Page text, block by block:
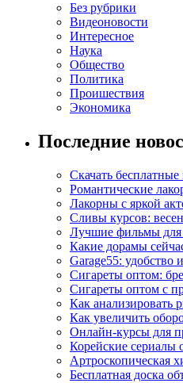
Без рубрики
Видеоновости
Интересное
Наука
Общество
Политика
Проишествия
Экономика
Последние
Скачать
Романтические
Лакорны с яркой
Сливы курсов:
Лучшие фильмы для
Какие дорамы
Garage55: удобство
Сигареты оптом:
Сигареты оптом с
Как анализировать
Как увеличить
Онлайн-курсы для
Корейские сериалы
Артроскопическая
Бесплатная доска